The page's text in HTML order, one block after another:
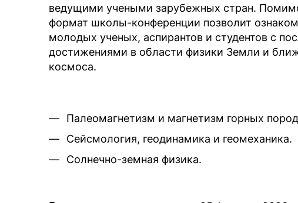
ведущими учеными зарубежных стран.
формат школы-конференции позволит
молодых ученых, аспирантов и студентов с
достижениями в области физики Земли и
космоса.
Палеомагнетизм и магнетизм горных
Сейсмология, геодинамика и геомеханика.
Солнечно-земная физика.